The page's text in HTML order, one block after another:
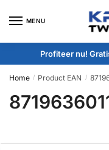
MENU
Profiteer nu!
Home / Product EAN /